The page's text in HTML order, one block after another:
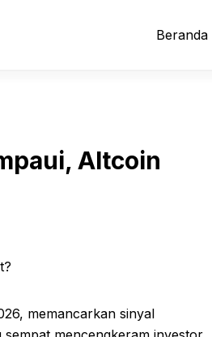
Beranda
Altcoin
memancarkan sinyal